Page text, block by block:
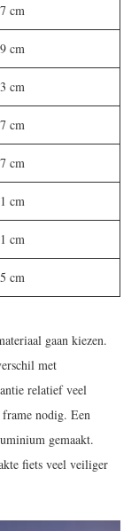
cm
cm
cm
cm
cm
cm
cm
cm
gaan kiezen.
met
relatief veel
frame nodig. Een
gemaakt.
fiets veel veiliger